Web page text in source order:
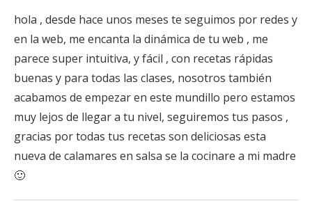
hola , desde hace unos meses te seguimos por redes y
en la web, me encanta la dinámica de tu web , me
parece super intuitiva, y fácil , con recetas rápidas
buenas y para todas las clases, nosotros también
acabamos de empezar en este mundillo pero estamos
muy lejos de llegar a tu nivel, seguiremos tus pasos ,
gracias por todas tus recetas son deliciosas esta
nueva de calamares en salsa se la cocinare a mi madre
🙂